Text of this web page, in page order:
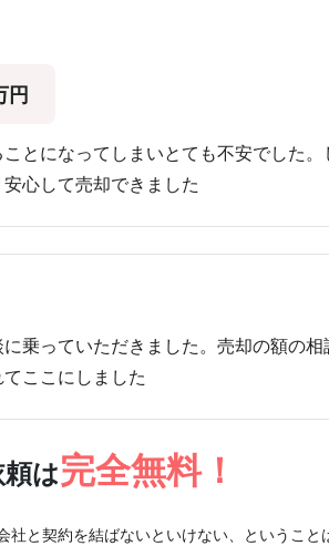
円
とになってしまいとても不安でした
心して売却できました
乗っていただきました。売却の額の
ここにしました
は完全無料！
社と契約を結ばないといけない、ということ